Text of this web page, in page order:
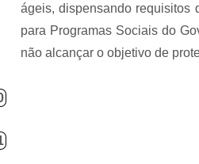
ágeis, dispensando requisitos
para Programas Sociais do
não alcançar o objetivo de